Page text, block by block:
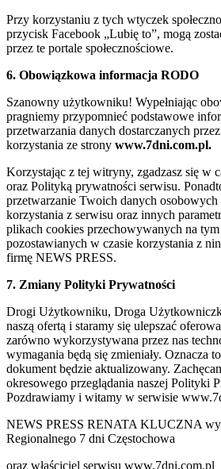
Przy korzystaniu z tych wtyczek
przycisk Facebook „Lubię to”, mogą
przez te portale społecznościowe.
6. Obowiązkowa informacja RODO
Szanowny użytkowniku! Wypełniając
pragniemy przypomnieć podstawowe
przetwarzania danych dostarczanych
korzystania ze strony www.7dni.com.pl.
Korzystając z tej witryny, zgadzasz się w
oraz Polityką prywatności serwisu.
przetwarzanie Twoich danych
korzystania z serwisu oraz innych
plikach cookies przechowywanych na tym
pozostawianych w czasie korzystania z
firmę NEWS PRESS.
7. Zmiany Polityki Prywatności
Drogi Użytkowniku, Droga
naszą ofertą i staramy się ulepszać
zarówno wykorzystywana przez nas
wymagania będą się zmieniały. Oznacza
dokument będzie aktualizowany.
okresowego przeglądania naszej Polityki
Pozdrawiamy i witamy w serwisie
NEWS PRESS RENATA KLUCZNA
Regionalnego 7 dni Częstochowa
oraz właściciel serwisu www.7dni.com.pl